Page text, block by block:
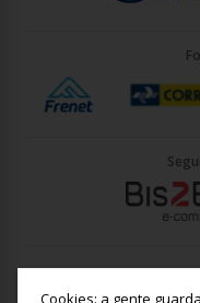
Cookies: a gente
João José